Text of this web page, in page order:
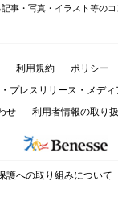
事・写真・イラスト等の
利用規約 ポリシー
プレスリリース・メデ
せ
利用者情報の取り
護への取り組みについて